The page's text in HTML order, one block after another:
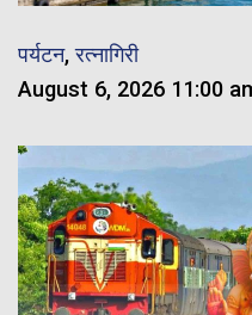
पर्यटन,रत्नागिरी
August 6, 2026 11:00